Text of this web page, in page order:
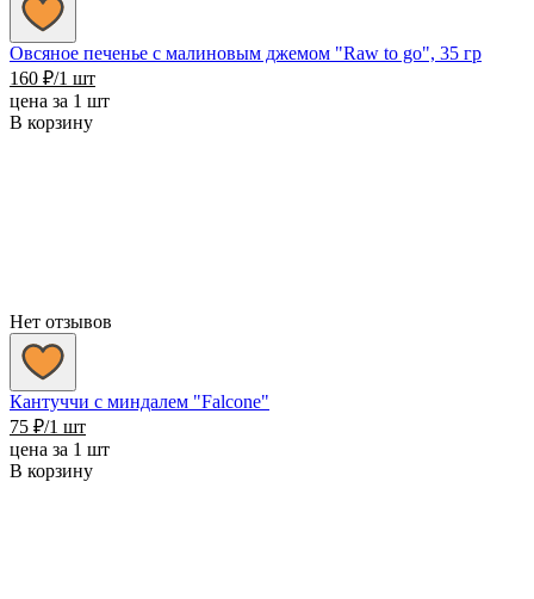
Овсяное печенье с малиновым джемом "Raw to go", 35 гр
160 ₽/1 шт
цена за 1 шт
В корзину
Нет отзывов
Кантуччи с миндалем "Falcone"
75 ₽/1 шт
цена за 1 шт
В корзину